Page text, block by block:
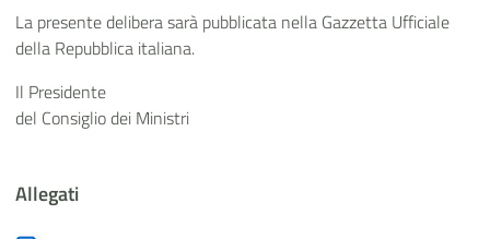
La presente delibera sarà pubblicata nella Gazzetta Ufficiale
della Repubblica italiana.
Il Presidente
del Consiglio dei Ministri
Allegati